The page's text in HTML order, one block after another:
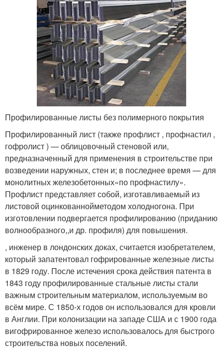
Профилированные листы без полимерного покрытия
Профилированный лист (также профлист , профнастил ,
гофролист ) — облицовочный стеновой или,
предназначенный для применения в строительстве при
возведении наружных, стен и; в последнее время — для
монолитных железобетонных«по профнастилу».
Профлист представляет собой, изготавливаемый из
листовой оцинкованнойметодом холодногона. При
изготовлении подвергается профилированию (приданию
волнообразного,,и др. профиля) для повышения.
, инженер в лондонских доках, считается изобретателем,
который запатентовал гофрированные железные листы
в 1829 году. После истечения срока действия патента в
1843 году профилированные стальные листы стали
важным строительным материалом, используемым во
всём мире. С 1850-х годов он использовался для кровли
в Англии. При колонизации на западе США и с 1900 года
вигофрированное железо использовалось для быстрого
строительства новых поселений.